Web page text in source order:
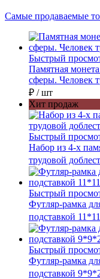
Самые продаваемые
Быстрый
Памятная
сферы. Человек
₽ / шт
Хит продаж
Быстрый
Набор из 4-х
трудовой
Быстрый
Футляр-рамка
подставкой
Быстрый
Футляр-рамка
подставкой